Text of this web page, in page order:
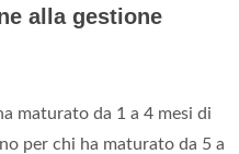
alla gestione
maturato da 1 a 4 mesi di
per chi ha maturato da 5 a